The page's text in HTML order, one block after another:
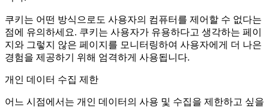
쿠키는 어떤 방식으로도 사용자의 컴퓨터를 제어할 수 없다는
점에 유의하세요. 쿠키는 사용자가 유용하다고 생각하는 페이
지와 그렇지 않은 페이지를 모니터링하여 사용자에게 더 나은
경험을 제공하기 위해 엄격하게 사용됩니다.
개인 데이터 수집 제한
어느 시점에서는 개인 데이터의 사용 및 수집을 제한하고 싶을